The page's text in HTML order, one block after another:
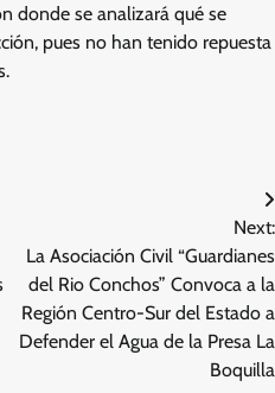
donde se analizará qué se
pues no han tenido repuesta
Next:
La Asociación Civil “Guardianes
del Rio Conchos” Convoca a la
Región Centro-Sur del Estado a
Defender el Agua de la Presa La
Boquilla